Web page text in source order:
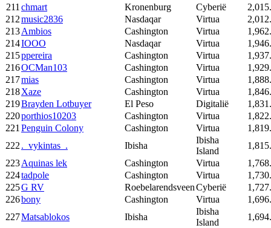
211 chmart Kronenburg Cyberië
212music2836 Nasdaqar Virtua
213Ambios Cashington Virtua
214IOOO Nasdaqar Virtua
215ppereira Cashington Virtua
216OCMan103 Cashington Virtua
217mias Cashington Virtua
218Xaze Cashington Virtua
219Brayden Lotbuyer El Peso Digitalië
220porthios10203 Cashington Virtua
221 Penguin Colony Cashington Virtua
222 ._vykintas_. Ibisha
Ibisha
Island
223Aquinas lek Cashington Virtua
224tadpole Cashington Virtua
225G RV RoebelarendsveenCyberië
226bony Cashington Virtua
227Matsablokos Ibisha
Ibisha
Island